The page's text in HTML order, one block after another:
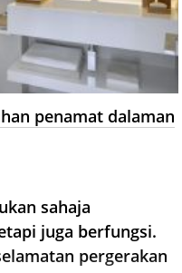
penamat dalaman
sahaja
juga berfungsi.
pergerakan